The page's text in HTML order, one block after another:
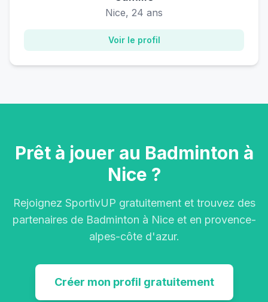
Nice, 24 ans
Voir le profil
Prêt à jouer au Badminton à
Nice ?
Rejoignez SportivUP gratuitement et trouvez des
partenaires de Badminton à Nice et en provence-
alpes-côte d'azur.
Créer mon profil gratuitement